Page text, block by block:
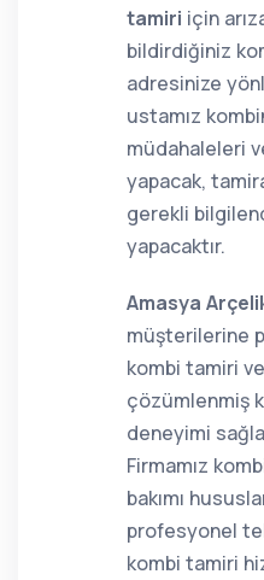
tamiri için
bildirdiğiniz
adresinize
ustamız
müdahaleleri
yapacak,
gerekli
yapacaktır.
Amasya
müşterilerine
kombi tamiri
çözümlenmiş
deneyimi
Firmamız
bakımı
profesyonel
kombi tamiri